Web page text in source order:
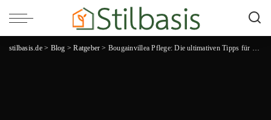
stilbasis.de> Blog >Ratgeber > Bougainvillea Pflege: Die ultimativen Tipps für eine atemberaubende Blütenpracht